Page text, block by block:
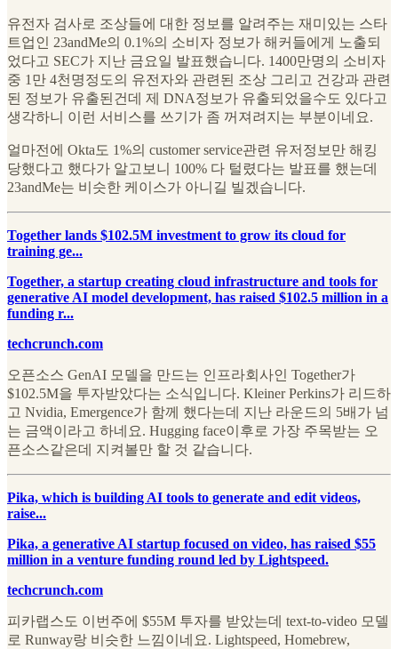
유전자 검사로 조상들에 대한 정보를 알려주는 재미있는 스타
트업인 23andMe의 0.1%의 소비자 정보가 해커들에게 노출되
었다고 SEC가 지난 금요일 발표했습니다. 1400만명의 소비자
중 1만 4천명정도의 유전자와 관련된 조상 그리고 건강과 관련
된 정보가 유출된건데 제 DNA정보가 유출되었을수도 있다고
생각하니 이런 서비스를 쓰기가 좀 꺼져려지는 부분이네요.
얼마전에 Okta도 1%의 customer service관련 유저정보만 해킹
당했다고 했다가 알고보니 100% 다 털렸다는 발표를 했는데
23andMe는 비슷한 케이스가 아니길 빌겠습니다.
Together lands $102.5M investment to grow its cloud for
training ge...
Together, a startup creating cloud infrastructure and tools for
generative AI model development, has raised $102.5 million in a
funding r...
techcrunch.com
오픈소스 GenAI 모델을 만드는 인프라회사인 Together가
$102.5M을 투자받았다는 소식입니다. Kleiner Perkins가 리드하
고 Nvidia, Emergence가 함께 했다는데 지난 라운드의 5배가 넘
는 금액이라고 하네요. Hugging face이후로 가장 주목받는 오
픈소스같은데 지켜볼만 할 것 같습니다.
Pika, which is building AI tools to generate and edit videos,
raise...
Pika, a generative AI startup focused on video, has raised $55
million in a venture funding round led by Lightspeed.
techcrunch.com
피카랩스도 이번주에 $55M 투자를 받았는데 text-to-video 모델
로 Runway랑 비슷한 느낌이네요. Lightspeed, Homebrew,